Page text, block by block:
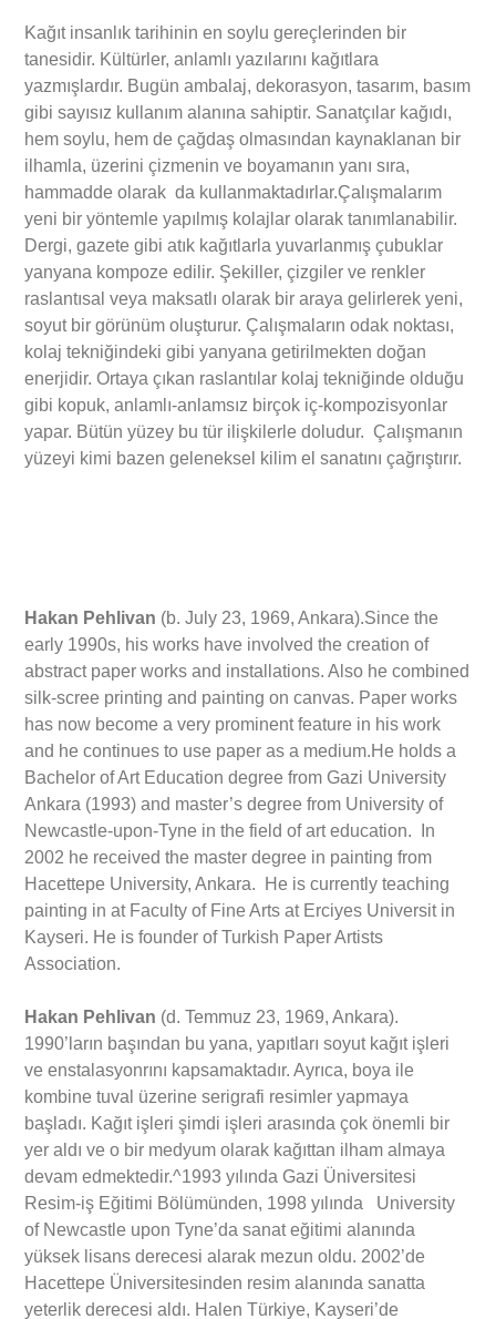
Kağıt insanlık tarihinin en soylu gereçlerinden bir
tanesidir. Kültürler, anlamlı yazılarını kağıtlara
yazmışlardır. Bugün ambalaj, dekorasyon, tasarım, basım
gibi sayısız kullanım alanına sahiptir. Sanatçılar kağıdı,
hem soylu, hem de çağdaş olmasından kaynaklanan bir
ilhamla, üzerini çizmenin ve boyamanın yanı sıra,
hammadde olarak da kullanmaktadırlar.Çalışmalarım
yeni bir yöntemle yapılmış kolajlar olarak tanımlanabilir.
Dergi, gazete gibi atık kağıtlarla yuvarlanmış çubuklar
yanyana kompoze edilir. Şekiller, çizgiler ve renkler
raslantısal veya maksatlı olarak bir araya gelirlerek yeni,
soyut bir görünüm oluşturur. Çalışmaların odak noktası,
kolaj tekniğindeki gibi yanyana getirilmekten doğan
enerjidir. Ortaya çıkan raslantılar kolaj tekniğinde olduğu
gibi kopuk, anlamlı-anlamsız birçok iç-kompozisyonlar
yapar. Bütün yüzey bu tür ilişkilerle doludur. Çalışmanın
yüzeyi kimi bazen geleneksel kilim el sanatını çağrıştırır.
Hakan Pehlivan (b. July 23, 1969, Ankara).Since the
early 1990s, his works have involved the creation of
abstract paper works and installations. Also he combined
silk-scree printing and painting on canvas. Paper works
has now become a very prominent feature in his work
and he continues to use paper as a medium.He holds a
Bachelor of Art Education degree from Gazi University
Ankara (1993) and master’s degree from University of
Newcastle-upon-Tyne in the field of art education. In
2002 he received the master degree in painting from
Hacettepe University, Ankara. He is currently teaching
painting in at Faculty of Fine Arts at Erciyes Universit in
Kayseri. He is founder of Turkish Paper Artists
Association.
Hakan Pehlivan (d. Temmuz 23, 1969, Ankara).
1990’ların başından bu yana, yapıtları soyut kağıt işleri
ve enstalasyonrını kapsamaktadır. Ayrıca, boya ile
kombine tuval üzerine serigrafi resimler yapmaya
başladı. Kağıt işleri şimdi işleri arasında çok önemli bir
yer aldı ve o bir medyum olarak kağıttan ilham almaya
devam edmektedir.^1993 yılında Gazi Üniversitesi
Resim-iş Eğitimi Bölümünden, 1998 yılında University
of Newcastle upon Tyne’da sanat eğitimi alanında
yüksek lisans derecesi alarak mezun oldu. 2002’de
Hacettepe Üniversitesinden resim alanında sanatta
yeterlik derecesi aldı. Halen Türkiye, Kayseri’de